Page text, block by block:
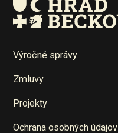
Výročné správy
Zmluvy
Projekty
Ochrana osobných údajov